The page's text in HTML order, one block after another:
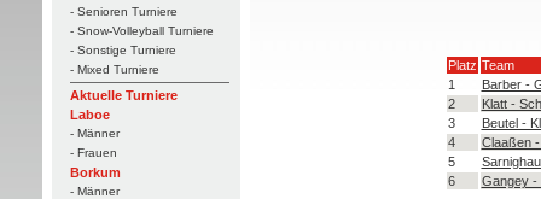
- Senioren Turniere
- Snow-Volleyball Turniere
- Sonstige Turniere
- Mixed Turniere
Aktuelle Turniere
Laboe
- Männer
- Frauen
Borkum
- Männer
Platz Team
1
Barber -
2
Klatt -
3
Beutel -
4
Claaßen
5
6
Gangey -